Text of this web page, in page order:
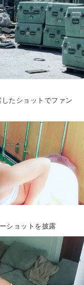
たショットでファン
ショットを披露